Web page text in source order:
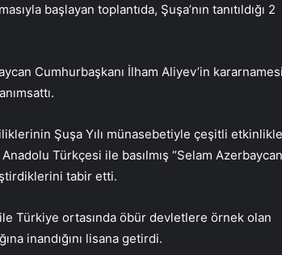
başlayan toplantıda, Şuşa’nın tanıtıldığı 2
Cumhurbaşkanı İlham Aliyev’in
Şuşa Yılı münasebetiyle çeşitli
Türkçesi ile basılmış “Selam
tabir etti.
Türkiye ortasında öbür devletlere örnek olan
inandığını lisana getirdi.